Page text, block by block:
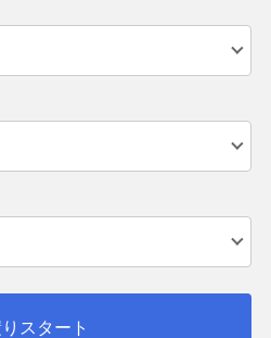
スタート